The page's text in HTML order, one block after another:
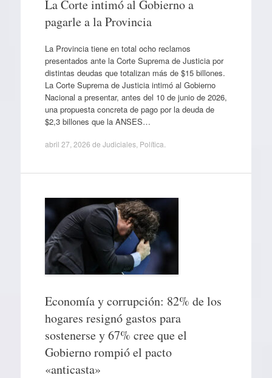
La Corte intimó al Gobierno a
pagarle a la Provincia
La Provincia tiene en total ocho reclamos
presentados ante la Corte Suprema de Justicia por
distintas deudas que totalizan más de $15 billones.
La Corte Suprema de Justicia intimó al Gobierno
Nacional a presentar, antes del 10 de junio de 2026,
una propuesta concreta de pago por la deuda de
$2,3 billones que la ANSES…
abril 27, 2026 de Judiciales, Política
Economía y corrupción: 82% de los
hogares resignó gastos para
sostenerse y 67% cree que el
Gobierno rompió el pacto
«anticasta»